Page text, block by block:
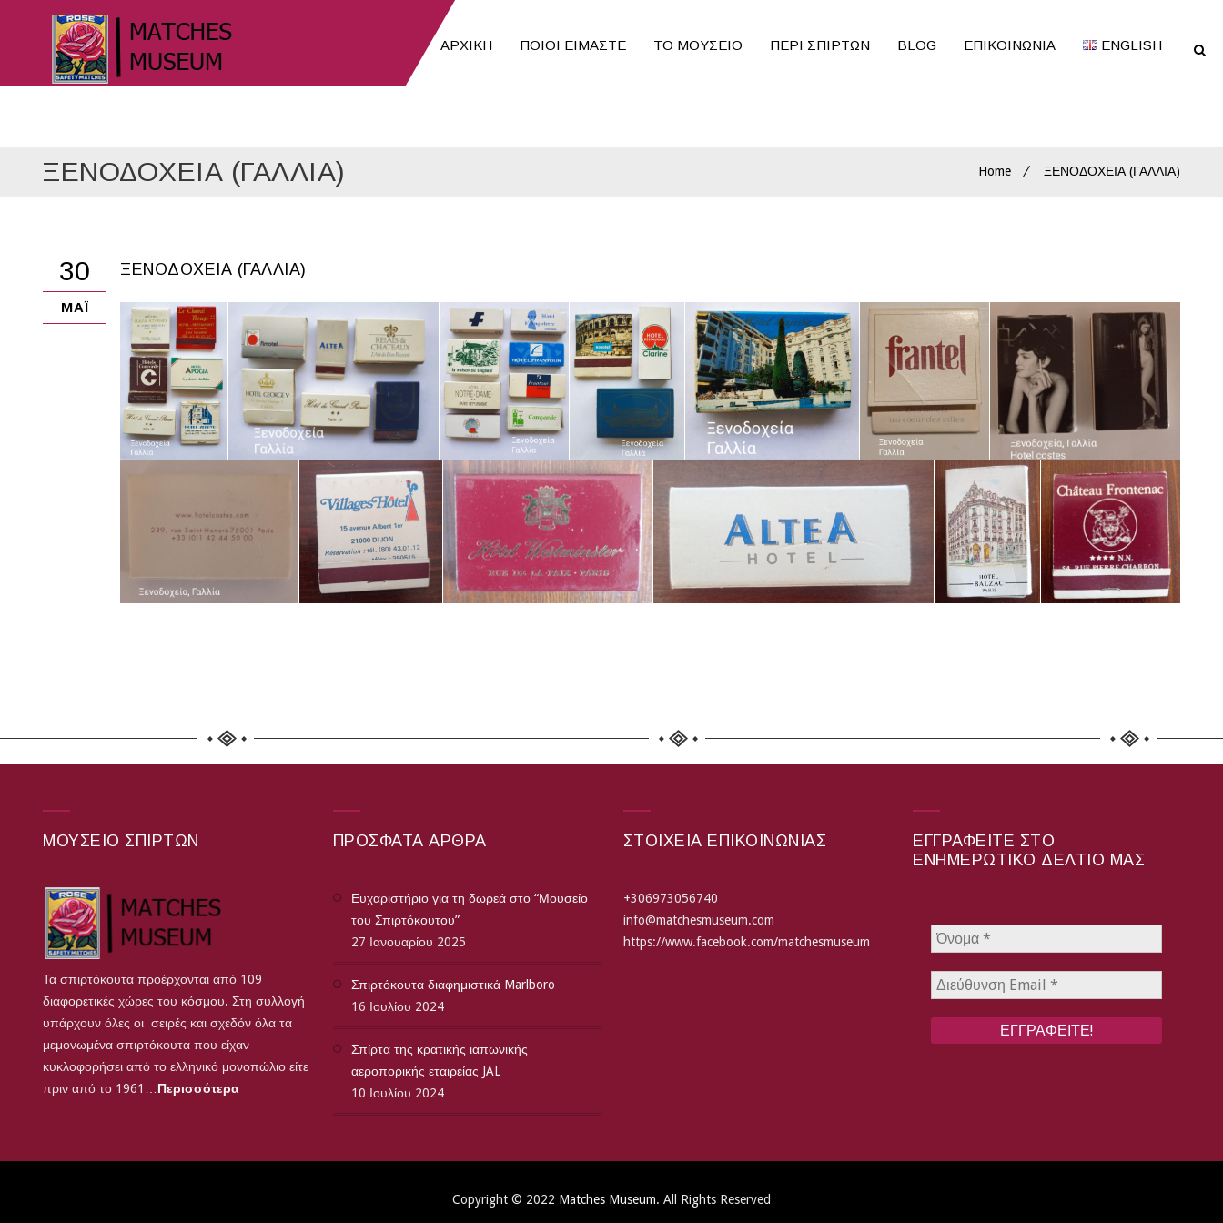
ΑΡΧΙΚΉ ΠΟΙΟΙ ΕΊΜΑΣΤΕ ΤΟ ΜΟΥΣΕΙΟ ΠΕΡΙ ΣΠΙΡΤΩΝ BLOG ΕΠΙΚΟΙΝΩΝΊΑ ENGLISH
ΞΕΝΟΔΟΧΕΙΑ (ΓΑΛΛΙΑ) Home ΞΕΝΟΔΟΧΕΙΑ (ΓΑΛΛΙΑ)
30
ΜΆΙ
ΞΕΝΟΔΟΧΕΙΑ (ΓΑΛΛΙΑ)
ΜΟΥΣΕΊΟ ΣΠΊΡΤΩΝ
Τα σπιρτόκουτα προέρχονται από 109
διαφορετικές χώρες του κόσμου. Στη συλλογή
υπάρχουν όλες οι σειρές και σχεδόν όλα τα
μεμονωμένα σπιρτόκουτα που είχαν
κυκλοφορήσει από το ελληνικό μονοπώλιο είτε
πριν από το 1961… Περισσότερα
ΠΡΌΣΦΑΤΑ ΆΡΘΡΑ
Ευχαριστήριο για τη δωρεά στο “Μουσείο
του Σπιρτόκουτου”
27 Ιανουαρίου 2025
Σπιρτόκουτα διαφημιστικά Marlboro
16 Ιουλίου 2024
Σπίρτα της κρατικής ιαπωνικής
αεροπορικής εταιρείας JAL
10 Ιουλίου 2024
ΣΤΟΙΧΕΙΑ ΕΠΙΚΟΙΝΩΝΙΑΣ
+306973056740
info@matchesmuseum.com
https://www.facebook.com/matchesmuseum
ΕΓΓΡΑΦΕΊΤΕ ΣΤΟ
ΕΝΗΜΕΡΩΤΙΚΌ ΔΕΛΤΊΟ ΜΑΣ
Copyright © 2022 Matches Museum. All Rights Reserved